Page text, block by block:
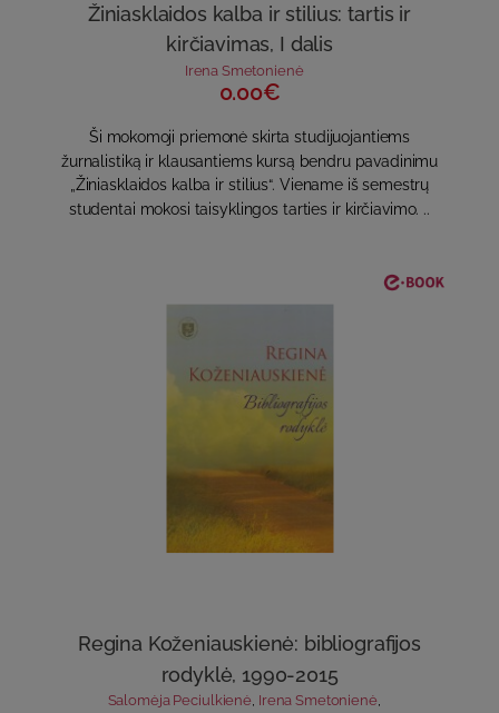
Žiniasklaidos kalba ir stilius: tartis ir
kirčiavimas, I dalis
Irena Smetonienė
0.00€
Ši mokomoji priemonė skirta studijuojantiems
žurnalistiką ir klausantiems kursą bendru pavadinimu
„Žiniasklaidos kalba ir stilius“. Viename iš semestrų
studentai mokosi taisyklingos tarties ir kirčiavimo. ..
Regina Koženiauskienė: bibliografijos
rodyklė, 1990-2015
Salomėja Peciulkienė, Irena Smetonienė,